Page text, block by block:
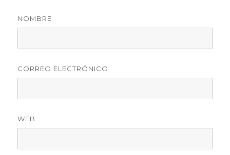
NOMBRE
CORREO ELECTRÓNICO
WEB